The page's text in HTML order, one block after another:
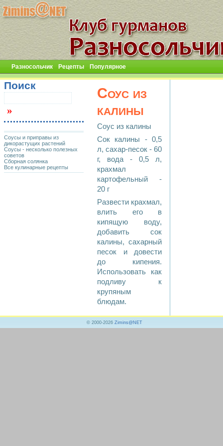
Разносольчик Рецепты Популярное
Соус из
калины
Соус из калины
Сок калины - 0,5
л, сахар-песок - 60
г, вода - 0,5 л,
крахмал
картофельный -
20 г
Развести крахмал,
влить его в
кипящую воду,
добавить сок
калины, сахарный
песок и довести
до кипения.
Использовать как
подливу к
крупяным
блюдам.
Поиск
Соусы и приправы из
дикорастущих растений
Соусы - несколько полезных
советов
Сборная солянка
Все кулинарные рецепты
© 2000-2026 Zimins@NET